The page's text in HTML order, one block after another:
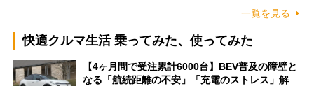
一覧を見る
快適クルマ生活 乗ってみた、使ってみた
【4ヶ月間で受注累計6000台】BEV普及の障壁と
なる「航続距離の不安」「充電のストレス」解